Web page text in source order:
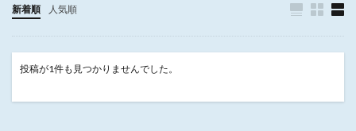
新着順 人気順
投稿が1件も見つかりませんでした。